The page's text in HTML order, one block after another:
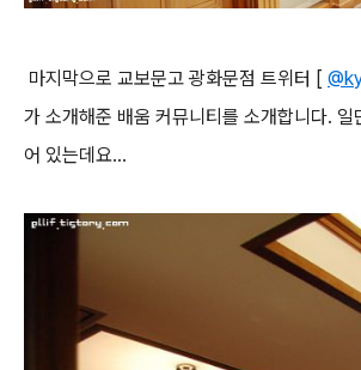
마지막으로 교보문고 광화문점 트위터 [
가 소개해준 배움 커뮤니티를 소개합니다. 일
어 있는데요...